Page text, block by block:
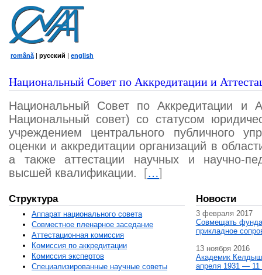
română | русский | english
Национальный Совет по Аккредитации и
Национальный Совет по Аккредитации и
Национальный совет) со статусом
учреждением центрального публичного
оценки и аккредитации организаций в
а также аттестации научных и научно-
высшей квалификации.
[…]
Структура
Аппарат национального совета
Совместное пленарное заседание
Аттестационная комисcия
Комиссия по аккредитации
Комиссия экспертов
Специализированные научные советы
Новости
3 февраля 2017
Совмещать
прикладное
13 ноября 2016
Академик
апреля 1931 — 11